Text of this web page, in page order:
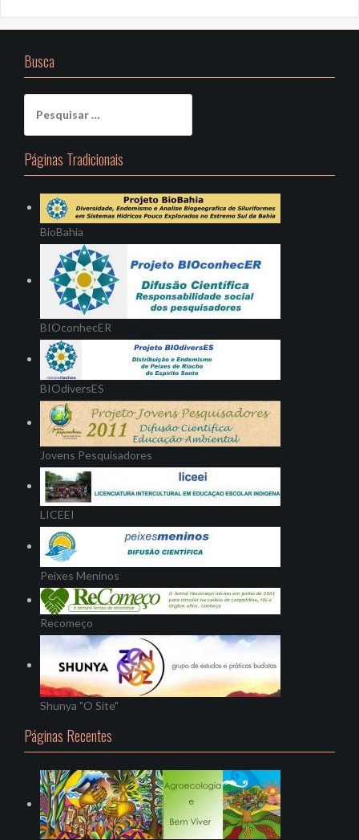
Busca
por:
Páginas Tradicionais
BioBahia
BIOconhecER
BIOdiversES
Jovens Pesquisadores
LICEEI
Peixes Meninos
Recomeço
Shunya "O Site"
Páginas Recentes